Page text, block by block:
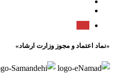
«نماد اعتماد و مجوز وزارت ارشاد»